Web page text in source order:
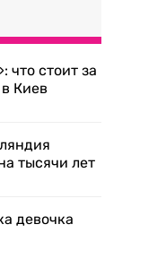
стоит за
Киев
тысячи лет
девочка